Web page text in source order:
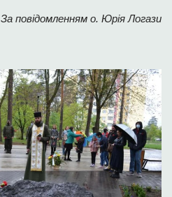
За повідомленням о. Юрія Логази